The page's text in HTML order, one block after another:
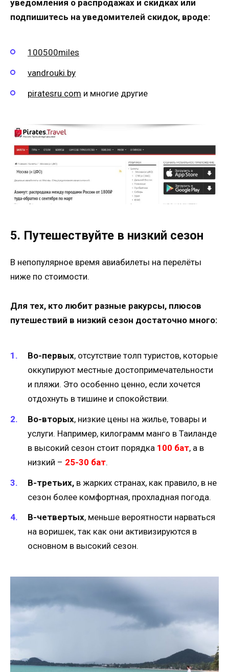
уведомления о распродажах и скидках или
подпишитесь на уведомителей скидок, вроде:
100500miles
vandrouki.by
piratesru.com и многие другие
5. Путешествуйте в низкий сезон
В непопулярное время авиабилеты на перелёты
ниже по стоимости.
Для тех, кто любит разные ракурсы, плюсов
путешествий в низкий сезон достаточно много:
Во-первых, отсутствие толп туристов, которые
оккупируют местные достопримечательности
и пляжи. Это особенно ценно, если хочется
отдохнуть в тишине и спокойствии.
Во-вторых, низкие цены на жилье, товары и
услуги. Например, килограмм манго в Таиланде
в высокий сезон стоит порядка 100 бат, а в
низкий – 25-30 бат.
В-третьих, в жарких странах, как правило, в не
сезон более комфортная, прохладная погода.
В-четвертых, меньше вероятности нарваться
на воришек, так как они активизируются в
основном в высокий сезон.